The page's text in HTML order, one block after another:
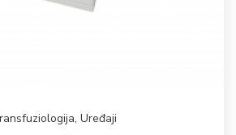
, Uređaji